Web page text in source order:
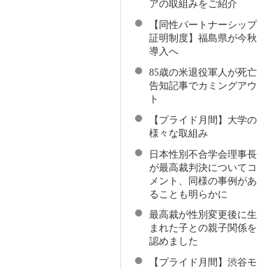
アの取組みをご紹介
【同性パートナーシップ
証明制度】福島県が今秋
導入へ
85歳の米退役軍人が死亡
告知記事でカミングアウ
ト
【プライド月間】大学の
様々な取組み
日本性別不合学会理事長
が最高裁判決についてコ
メント、同様の事例があ
ることも明らかに
最高裁が性別変更後に生
まれた子との親子関係を
認めました
【プライド月間】渋谷モ